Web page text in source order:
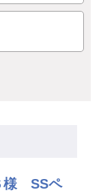
様 SSペ